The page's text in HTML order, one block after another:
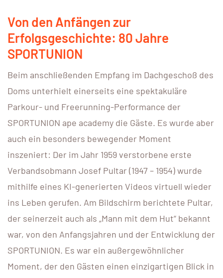
Von den Anfängen zur
Erfolgsgeschichte: 80 Jahre
SPORTUNION
Beim anschließenden Empfang im Dachgeschoß des
Doms unterhielt einerseits eine spektakuläre
Parkour- und Freerunning-Performance der
SPORTUNION ape academy die Gäste. Es wurde aber
auch ein besonders bewegender Moment
inszeniert: Der im Jahr 1959 verstorbene erste
Verbandsobmann Josef Pultar (1947 – 1954) wurde
mithilfe eines KI-generierten Videos virtuell wieder
ins Leben gerufen. Am Bildschirm berichtete Pultar,
der seinerzeit auch als „Mann mit dem Hut“ bekannt
war, von den Anfangsjahren und der Entwicklung der
SPORTUNION. Es war ein außergewöhnlicher
Moment, der den Gästen einen einzigartigen Blick in